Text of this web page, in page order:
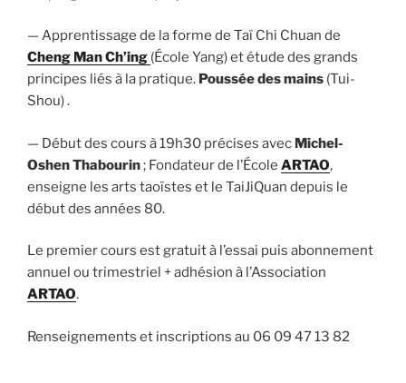
— Apprentissage de la forme de Taï Chi Chuan de
Cheng Man Ch’ing (École Yang) et étude des grands
principes liés à la pratique. Poussée des mains (Tui-
Shou) .
— Début des cours à 19h30 précises avec Michel-
Oshen Thabourin; Fondateur de l’École ARTAO,
enseigne les arts taoïstes et le TaiJiQuan depuis le
début des années 80.
Le premier cours est gratuit à l’essai puis abonnement
annuel ou trimestriel + adhésion à l’Association
ARTAO.
Renseignements et inscriptions au 06 09 47 13 82